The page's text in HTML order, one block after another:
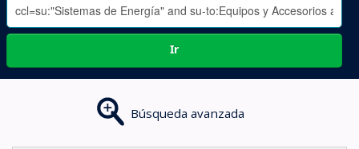
Ir
Búsqueda avanzada